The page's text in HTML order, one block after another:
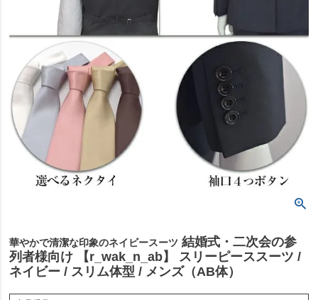
華やかで清潔な印象のネイビースーツ 結婚式・二次会の参
列者様向け 【r_wak_n_ab】 スリーピーススーツ /
ネイビー / スリム体型 / メンズ（AB体）